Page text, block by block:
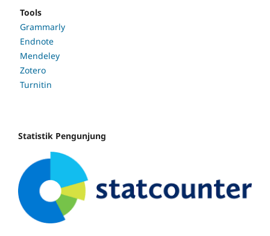
Tools
Grammarly
Endnote
Mendeley
Zotero
Turnitin
Statistik Pengunjung